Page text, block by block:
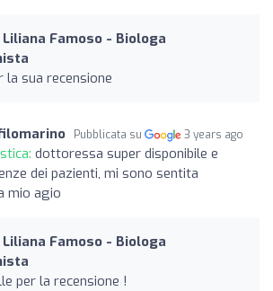
Famoso - Biologa
la sua recensione
Pubblicata su 3 years ago
dottoressa super disponibile e
dei pazienti, mi sono sentita
mio agio
Famoso - Biologa
per la recensione !